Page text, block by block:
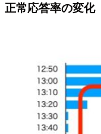
正常応答率の変化